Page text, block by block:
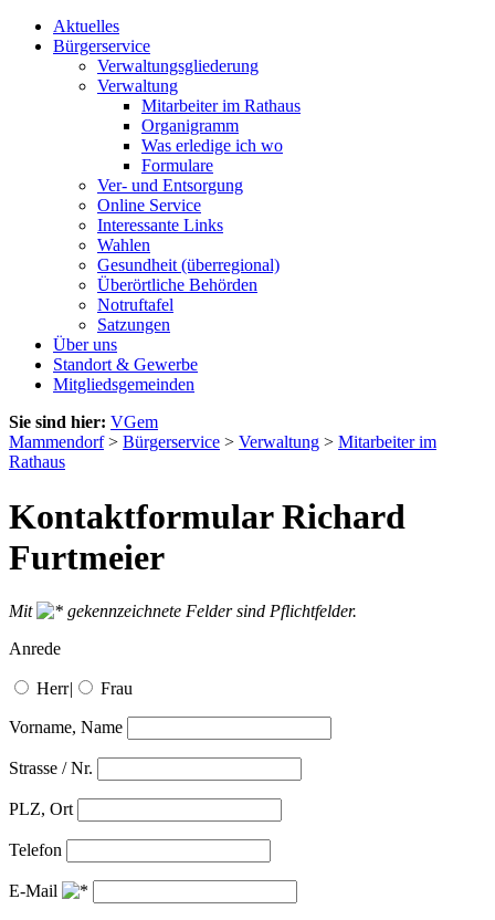
Aktuelles
Bürgerservice
Verwaltungsgliederung
Verwaltung
Mitarbeiter im Rathaus
Organigramm
Was erledige ich wo
Formulare
Ver- und Entsorgung
Online Service
Interessante Links
Wahlen
Gesundheit (überregional)
Überörtliche Behörden
Notruftafel
Satzungen
Über uns
Standort & Gewerbe
Mitgliedsgemeinden
Sie sind hier: VGem
Mammendorf> Bürgerservice > Verwaltung > Mitarbeiter im
Rathaus
Kontaktformular Richard
Furtmeier
Mit
gekennzeichnete Felder sind Pflichtfelder.
Anrede
Herr| Frau
Vorname, Name
Strasse / Nr.
PLZ, Ort
Telefon
E-Mail